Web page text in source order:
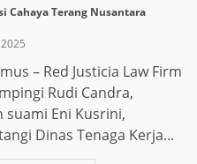
– Red Justicia Law Firm
Rudi Candra,
suami Eni Kusrini,
Dinas Tenaga Kerja...